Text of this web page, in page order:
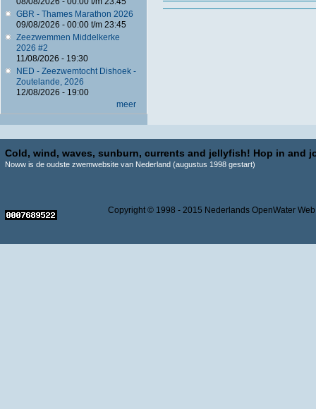
GBR - Thames Marathon 2026
09/08/2026 - 00:00t/m 23:45
Zeezwemmen Middelkerke
2026 #2
11/08/2026 - 19:30
NED - Zeezwemtocht Dishoek -
Zoutelande, 2026
12/08/2026 - 19:00
meer
Cold, wind, waves, sunburn, currents and jellyfish! Hop in and
Noww is de oudste zwemwebsite van Nederland (augustus 1998 gestart)
Copyright © 1998 - 2015 Nederlands OpenWater